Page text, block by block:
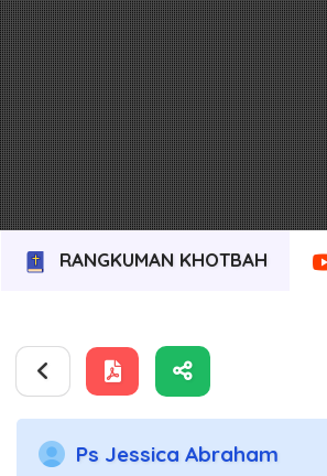
RANGKUMAN KHOTBAH
Ps Jessica Abraham